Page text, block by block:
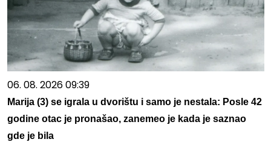
06. 08. 2026 09:39
Marija (3) se igrala u dvorištu i samo je nestala: Posle 42
godine otac je pronašao, zanemeo je kada je saznao
gde je bila